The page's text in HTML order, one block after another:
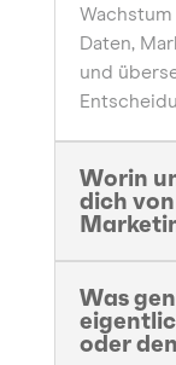
Daten,
und
Worin
dich
Was
oder